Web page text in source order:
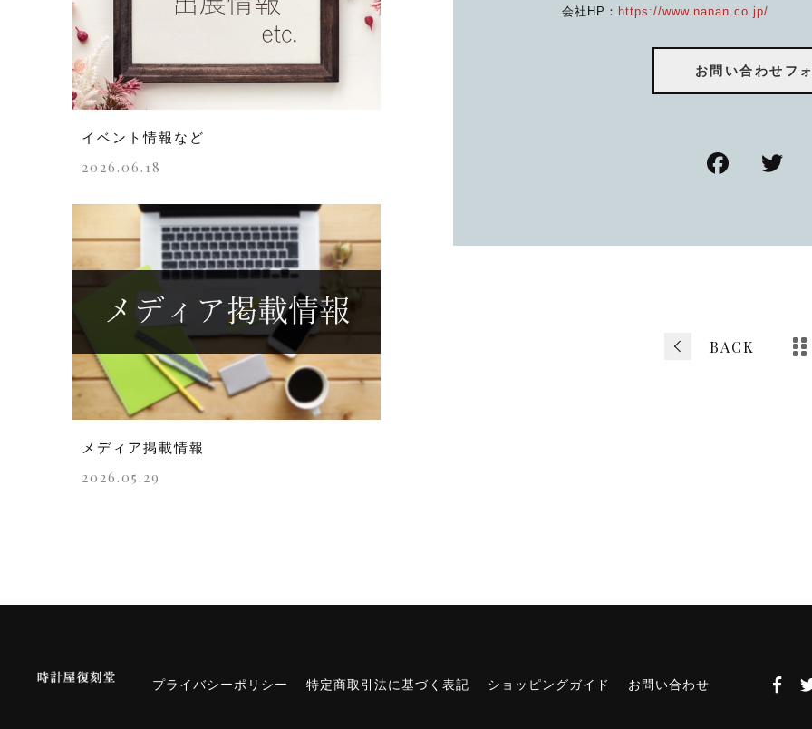
会社HP： https://www.nanan.co.jp/
お問い合わせフ
e
o
BACK
イベント情報など
2026.06.18
メディア掲載情報
2026.05.29
プライバシーポリシー 特定商取引法に基づく表記 ショッピングガイド お問い合わせ